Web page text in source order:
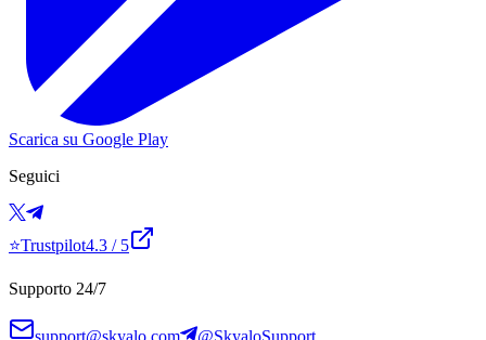
Scarica su Google Play
Seguici
⭐Trustpilot4.3 / 5
Supporto 24/7